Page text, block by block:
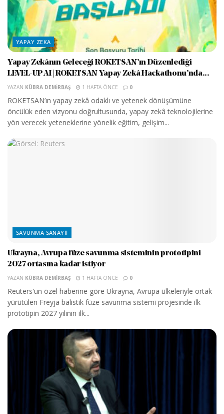
YAPAY ZEKA
Yapay Zekânın Geleceği ROKETSAN’ın Düzenlediği
LEVEL-UP AI | ROKETSAN Yapay Zekâ Hackathonu’nda...
YAZAN KÜBRA DEMIRBAŞ 1 HAFTA ÖNCE 0
ROKETSAN’ın yapay zekâ odaklı ve yetenek dönüşümüne
öncülük eden vizyonu doğrultusunda, yapay zekâ teknolojilerine
yön verecek yeteneklerine yönelik eğitim, gelişim...
SAVUNMA SANAYII
Ukrayna, Avrupa füze savunma sisteminin prototipini
2027 ortasına kadar istiyor
YAZAN KÜBRA DEMIRBAŞ 1 HAFTA ÖNCE 0
Reuters'un özel haberine göre Ukrayna, Avrupa ülkeleriyle ortak
yürütülen Freyja balistik füze savunma sistemi projesinde ilk
prototipin 2027 yılının ilk...